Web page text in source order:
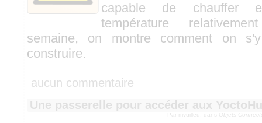
capable de chauffer
température
semaine, on montre comment on
construire.
aucun commentaire
Une passerelle pour accéder aux
Par mvuilleu, dans Objets